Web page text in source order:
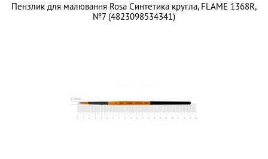
Пензлик для малювання Rosa Синтетика кругла, FLAME 1368R,
№7 (4823098534341)